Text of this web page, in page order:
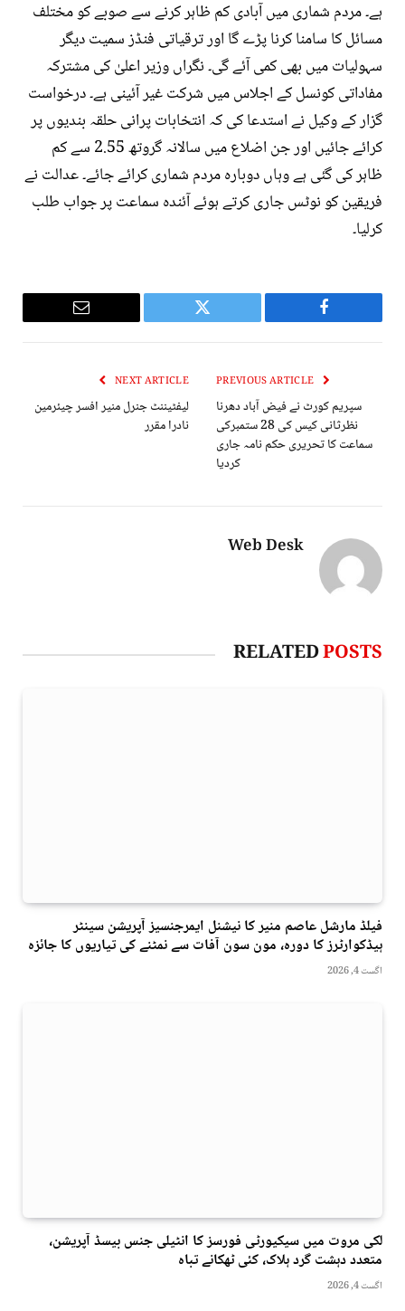
ہے۔ مردم شماری میں آبادی کم ظاہر کرنے سے صوبے کو مختلف
مسائل کا سامنا کرنا پڑے گا اور ترقیاتی فنڈز سمیت دیگر
سہولیات میں بھی کمی آئے گی۔ نگراں وزیر اعلیٰ کی مشترکہ
مفاداتی کونسل کے اجلاس میں شرکت غیر آئینی ہے۔ درخواست
گزار کے وکیل نے استدعا کی کہ انتخابات پرانی حلقہ بندیوں پر
کرائے جائیں اور جن اضلاع میں سالانہ گروتھ 2.55 سے کم
ظاہر کی گئی ہے وہاں دوبارہ مردم شماری کرائے جائے۔ عدالت نے
فریقین کو نوٹس جاری کرتے ہوئے آئندہ سماعت پر جواب طلب
کرلیا۔
Facebook
Twitter
Email
سپریم کورٹ نے فیض آباد دھرنا
نظرثانی کیس کی 28 ستمبرکی
سماعت کا تحریری حکم نامہ جاری
کردیا
NEXT ARTICLE
لیفٹیننٹ جنرل منیر افسر چیئرمین
نادرا مقرر
Web Desk
RELATEDPOSTS
فیلڈ مارشل عاصم منیر کا نیشنل ایمرجنسیز آپریشن سینٹر
ہیڈکوارٹرز کا دورہ، مون سون آفات سے نمٹنے کی تیاریوں کا جائزہ
اگست 4, 2026
لکی مروت میں سیکیورٹی فورسز کا انٹیلی جنس بیسڈ آپریشن،
متعدد دہشت گرد ہلاک، کئی ٹھکانے تباہ
اگست 4, 2026